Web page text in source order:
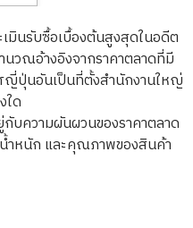
มินรับซื้อเบื้องต้นสูงสุดในอดีต
วณอ้างอิงจากราคาตลาดที่มี
ญี่ปุ่นอันเป็นที่ตั้งสำนักงานใหญ่
ใด
บความผันผวนของราคาตลาด
ำหนัก และคุณภาพของสินค้า